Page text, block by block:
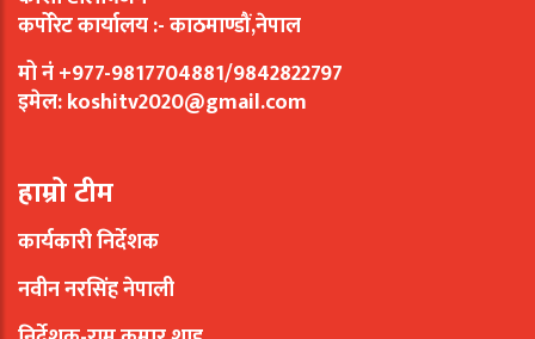
कर्पोरेट कार्यालय :- काठमाण्डौं,नेपाल
मो नं +977-9817704881/9842822797
इमेल:koshitv2020@gmail.com
हाम्रो टीम
कार्यकारी निर्देशक
नवीन नरसिंह नेपाली